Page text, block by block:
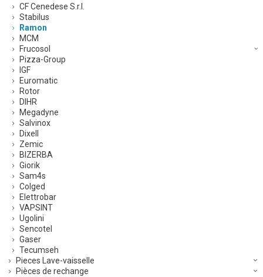
CF Cenedese S.r.l.
Stabilus
Ramon
MCM
Frucosol
Pizza-Group
IGF
Euromatic
Rotor
DIHR
Megadyne
Salvinox
Dixell
Zemic
BIZERBA
Giorik
Sam4s
Colged
Elettrobar
VAPSINT
Ugolini
Sencotel
Gaser
Tecumseh
Pieces Lave-vaisselle
Pièces de rechange